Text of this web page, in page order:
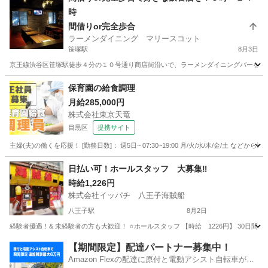
時
間借りor完全歩合
ラーメンダイニング マリースコット
笹塚駅 8月3日
京王線渋谷区笹塚駅徒歩４分の１０号通り商店街沿いで、ラーメンダイニングバーを
東京 渋谷区 笹塚駅 レストラン
保育園の給食調理
月給285,000円
株式会社東京天竜
目黒区 提携サイト
主婦(夫)の働くを応援！ [勤務日数]： 週5日~ 07:30~19:00 月/火/水/木/金/土 などから
東京 目黒区 その他
日払い可！ホールスタッフ 大募集‼︎
時給1,226円
株式会社イッパチ 八王子海賊船
八王子駅 8月2日
経験者優遇！& 未経験者の方も大歓迎！ ⭐️ホールスタッフ 【時給 1226円】 30日間
八王子駅 居酒屋 スタッフ
【期間限定】配達パートナー募集中！
Amazon Flexの配達に原付と電動アシスト自転車が登